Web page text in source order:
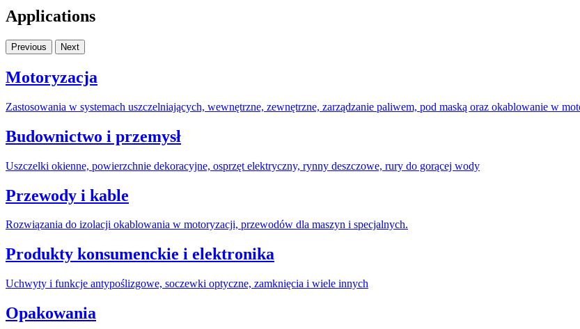
Applications
Previous Next
Motoryzacja
Zastosowania w systemach uszczelniających, wewnętrzne, zewnętrzne, zarządzanie paliwem, pod maską oraz okablowanie w
Budownictwo i przemysł
Uszczelki okienne, powierzchnie dekoracyjne, osprzęt elektryczny, rynny deszczowe, rury do gorącej wody
Przewody i kable
Rozwiązania do izolacji okablowania w motoryzacji, przewodów dla maszyn i specjalnych.
Produkty konsumenckie i elektronika
Uchwyty i funkcje antypoślizgowe, soczewki optyczne, zamknięcia i wiele innych
Opakowania